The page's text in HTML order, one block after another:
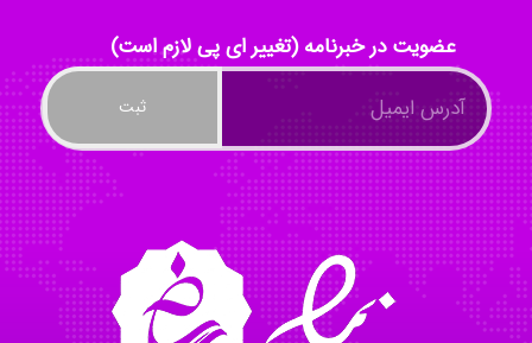
Tavan
akhtar shahsavandi
kimiya zirakpoor
عضویت در خبرنامه (تغییر ای پی لازم است)